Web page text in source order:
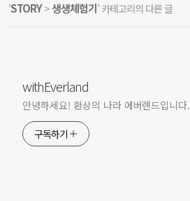
'STORY>생생체험기' 카테고리의 다른 글
withEverland
안녕하세요! 환상의 나라 에버랜드입니다.
구독하기